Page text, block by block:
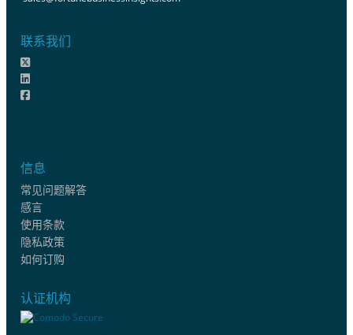
联系我们
信息
常见问题解答
感言
使用条款
隐私政策
如何订购
认证机构